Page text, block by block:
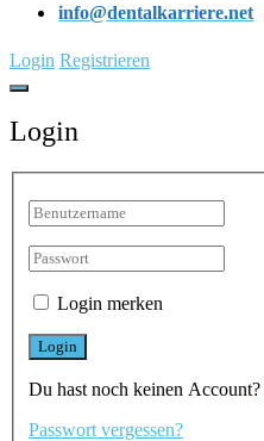
info@dentalkarriere.net
Login Registrieren
Login
Login merken
Du hast noch keinen Account?
Passwort vergessen?